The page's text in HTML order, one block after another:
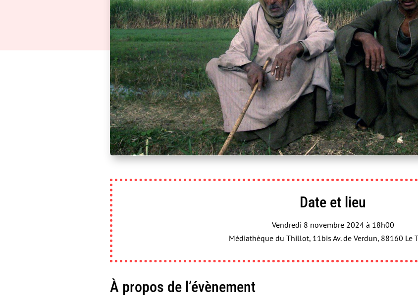
Haut les mains
Date et lieu
Vendredi 8 novembre 2024 à 18h00
Médiathèque du Thillot, 11bis Av. de Verdun, 88160 Le
À propos de l’évènement